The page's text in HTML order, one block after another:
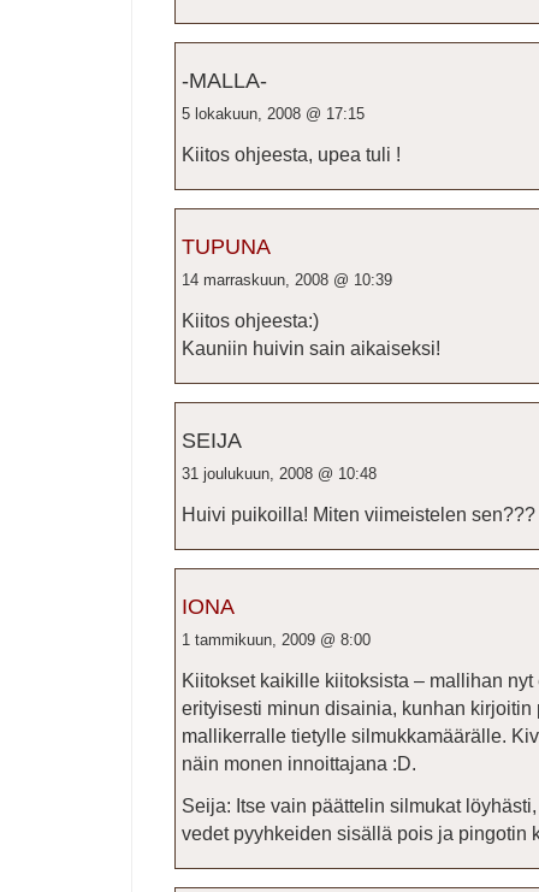
-MALLA-
5 lokakuun, 2008 @ 17:15
Kiitos ohjeesta, upea tuli !
TUPUNA
14 marraskuun, 2008 @ 10:39
Kiitos ohjeesta:)
Kauniin huivin sain aikaiseksi!
SEIJA
31 joulukuun, 2008 @ 10:48
Huivi puikoilla! Miten viimeistelen sen???
IONA
1 tammikuun, 2009 @ 8:00
Kiitokset kaikille kiitoksista – mallihan
erityisesti minun disainia, kunhan
mallikerralle tietylle silmukkamäärälle.
näin monen innoittajana :D.
Seija: Itse vain päättelin silmukat
vedet pyyhkeiden sisällä pois ja pingotin